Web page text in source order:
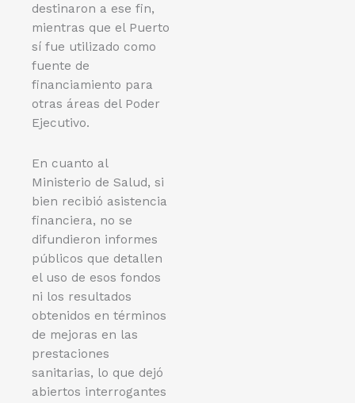
destinaron a ese fin,
mientras que el Puerto
sí fue utilizado como
fuente de
financiamiento para
otras áreas del Poder
Ejecutivo.
En cuanto al
Ministerio de Salud, si
bien recibió asistencia
financiera, no se
difundieron informes
públicos que detallen
el uso de esos fondos
ni los resultados
obtenidos en términos
de mejoras en las
prestaciones
sanitarias, lo que dejó
abiertos interrogantes